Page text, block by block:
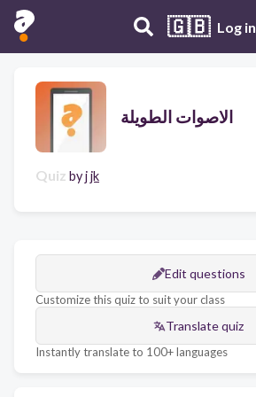
🇬🇧 Log in
الاصوات الطويلة
Quiz byj jk
Edit questions
Customize this quiz to suit your class
Translate quiz
Instantly translate to 100+ languages